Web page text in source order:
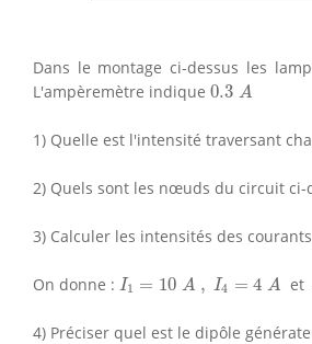
Dans le montage ci-dessus les
L'ampèremètre indique 0.3 A
0.3 A
1) Quelle est l'intensité traversant
2) Quels sont les nœuds du circuit ci-
3) Calculer les intensités des courants
On donne : I1 = 10 A , I4 = 4 A
I1 10A I 4 et
4) Préciser quel est le dipôle